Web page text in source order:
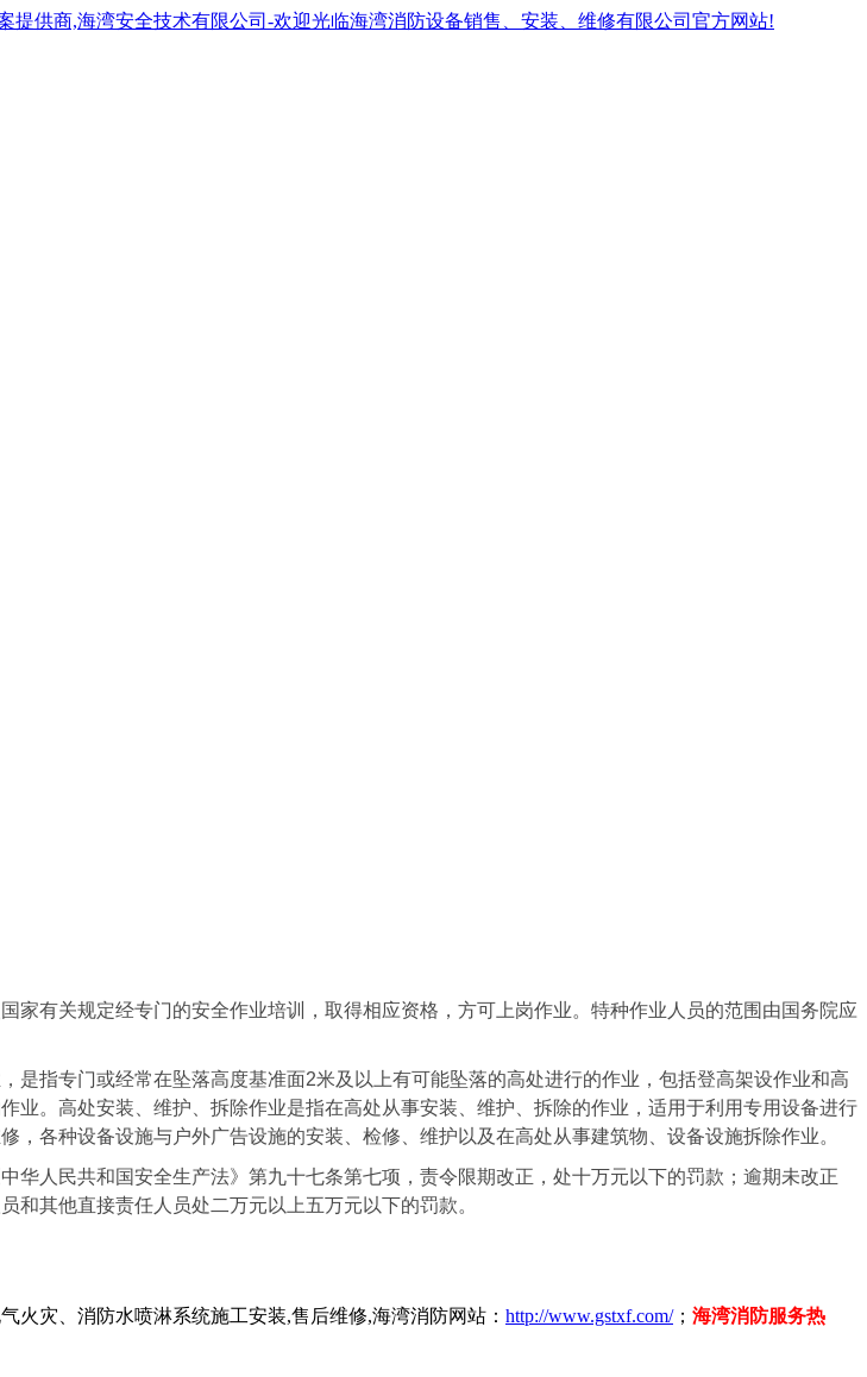
家有关规定经专门的安全作业培训，取得相应资格，方可上岗作业。特种作业人员的范围由国务院应
指专门或经常在坠落高度基准面2米及以上有可能坠落的高处进行的作业，包括登高架设作业和高
。高处安装、维护、拆除作业是指在高处从事安装、维护、拆除的作业，适用于利用专用设备进行
各种设备设施与户外广告设施的安装、检修、维护以及在高处从事建筑物、设备设施拆除作业。
人民共和国安全生产法》第九十七条第七项，责令限期改正，处十万元以下的罚款；逾期未改正
和其他直接责任人员处二万元以上五万元以下的罚款。
灾、消防水喷淋系统施工安装,售后维修,海湾消防网站： http://www.gstxf.com/； 海湾消防服务热